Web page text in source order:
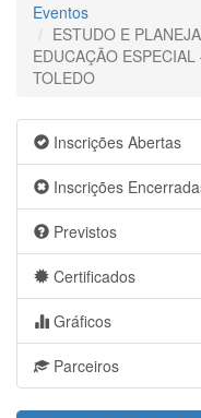
Eventos
ESTUDO E
EDUCAÇÃO
TOLEDO
Inscrições Abertas
Inscrições
Previstos
Certificados
Gráficos
Parceiros